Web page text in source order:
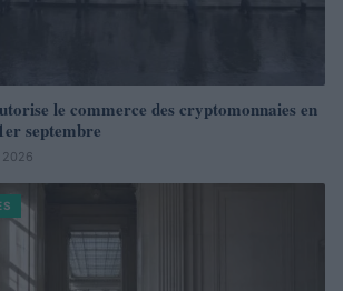
le commerce des cryptomonnaies en
septembre
2026